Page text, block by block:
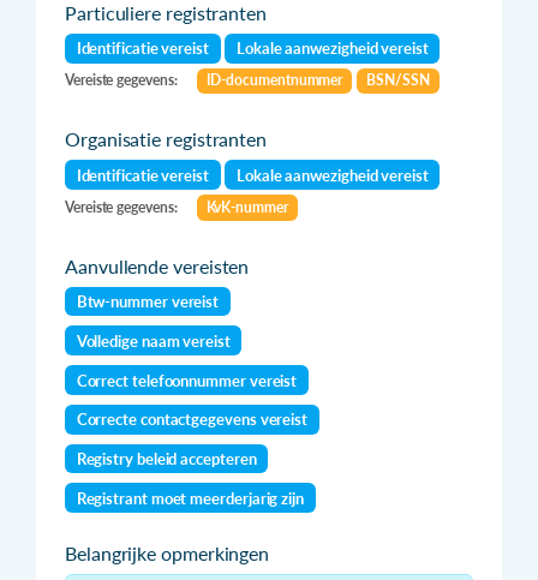
Particuliere registranten
Identificatie vereist Lokale aanwezigheid vereist
Vereiste gegevens: ID-documentnummer BSN/SSN
Organisatie registranten
Identificatie vereist Lokale aanwezigheid vereist
Vereiste gegevens: KvK-nummer
Aanvullende vereisten
Btw-nummer vereist
Volledige naam vereist
Correct telefoonnummer vereist
Correcte contactgegevens vereist
Registry beleid accepteren
Registrant moet meerderjarig zijn
Belangrijke opmerkingen